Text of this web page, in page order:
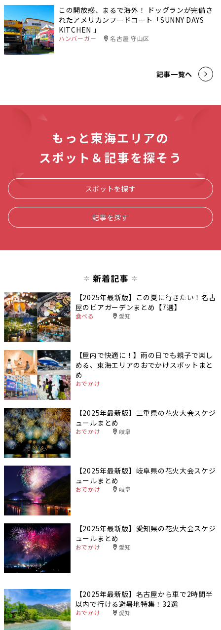
この開放感、まるで海外！ ドッグランが完備さ
れたアメリカンフードコート「SUNNY DAYS
KITCHEN 」
ハンバーガー 名古屋 守山区
記事一覧へ
もっと東海エリアの
スポット＆記事を探そう
スポットを探す
記事を探す
新着記事
【2025年最新版】この夏に行きたい！名古
屋のビアガーデンまとめ【7選】
食べる 愛知
【屋内で快適に！】雨の日でも親子で楽し
める、東海エリアのおでかけスポットまと
め
おでかけ
【2025年最新版】三重県の花火大会スケジ
ュールまとめ
おでかけ 岐阜
【2025年最新版】岐阜県の花火大会スケジ
ュールまとめ
おでかけ 岐阜
【2025年最新版】愛知県の花火大会スケジ
ュールまとめ
おでかけ 愛知
【2025年最新版】名古屋から車で2時間半
以内で行ける避暑地特集！32選
おでかけ 愛知